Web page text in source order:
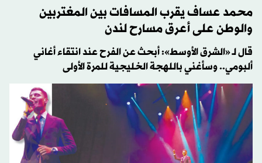
محمد عساف يقرب المسافات بين المغتربين
والوطن على أعرق مسارح لندن
قال لـ «الشرق الأوسط»: أبحث عن الفرح عند انتقاء أغاني
ألبومي.. وسأغني باللهجة الخليجية للمرة الأولى